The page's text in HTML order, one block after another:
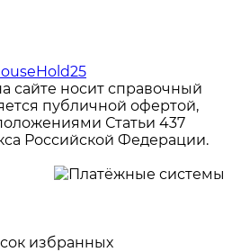
сайте носит справочный
публичной офертой,
Статьи 437
Российской Федерации.
избранных